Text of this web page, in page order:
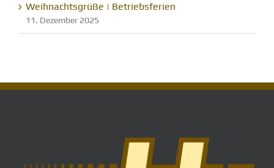
Weihnachtsgrüße | Betriebsferien
11. Dezember 2025